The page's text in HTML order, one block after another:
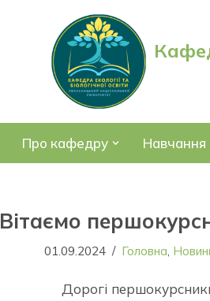
Про кафедру Навчання
Вітаємо
01.09.2024 Головна,
Дорогі